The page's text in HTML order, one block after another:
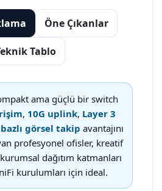
Öne Çıkanlar
Tablo
ama güçlü bir switch
, 10G uplink, Layer 3
görsel takip avantajını
profesyonel ofisler, kreatif
dağıtım katmanları
kurulumları için ideal.